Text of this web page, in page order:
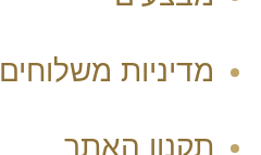
מדיניות משלוחים
תקנון האתר